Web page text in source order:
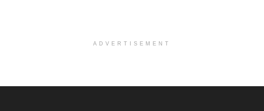
ADVERTISEMENT